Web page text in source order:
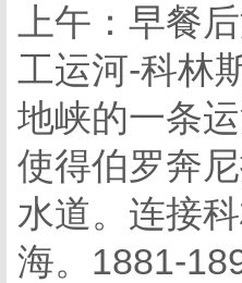
上午：早餐
工运河-科林
地峡的一条
使得伯罗奔
水道。连接
海。1881-